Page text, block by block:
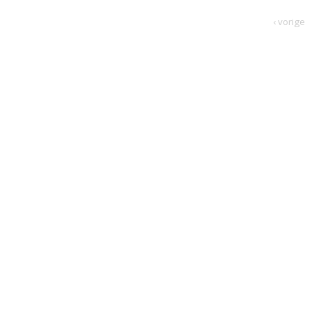
‹ vorige